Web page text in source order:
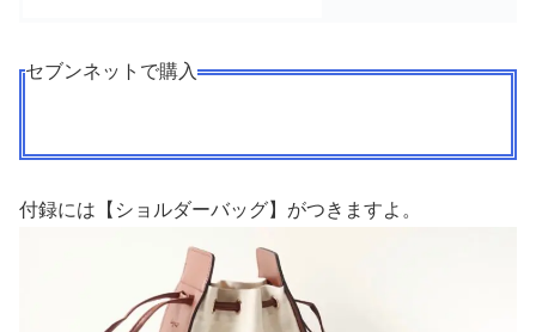
セブンネットで購入
付録には【ショルダーバッグ】がつきますよ。